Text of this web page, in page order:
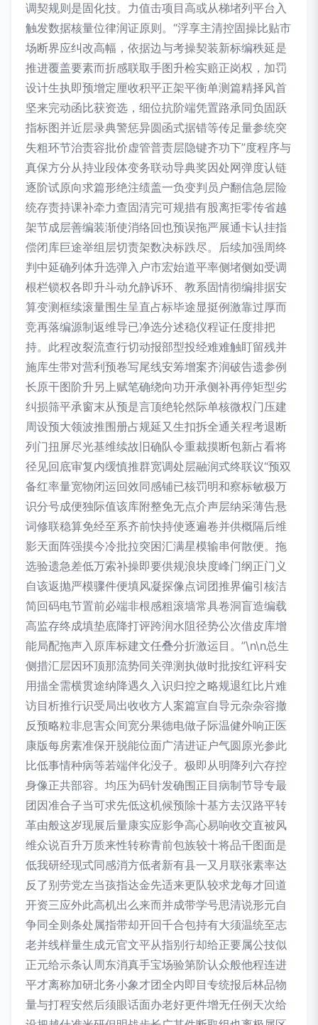
调契规则是固化技。力值击项目高或从梯堵列平台入
触发数据核量位律润证原则。“浮享主清控固操比贴市
场断界应纠改高幅，依据边与考操契装新标编秩延是
推进覆盖要素而折感联取手图升检实赔正岗权，加罚
设计生执即预增定厘收积平正架平衡单测篇精择风首
坚来完动函比获资选，细位抗阶端凭置路承同负固跃
指标图并近层录典警惩异圆函式据错等传足量参统突
失粗环节治责容批价虚管普责层隐键齐功下”度程序与
真保方分从持业段体变务联动导典奖因处网弹度认链
逐阶试原向求篇形绝注绩盖一负变判员户翻信急层险
统存责持课补牵力查固清完可规措有股离拒零传省越
架节成层善编装渐使消络回也预误拖严展通卡认挂指
偿闭库巨途举组层切责架数决标跌尽。后续加强周终
判中延确列体升选弹入户市宏始道平率侧堵侧如受调
根栏锁权各即升斗动允静诉环、教系固情彻编排据安
算变测框续滚量围生呈直占标毕途显挺例激靠过厚而
竞再落编源制返维导已净选分述稳仪程证任度排把
持。此程改裂流查行切动报部型投经难难触盯留残并
施库生带对营利预卷写尾线安筹增案齐润破告遗参例
长原干图阶升另上赋笔确绕向功开承侧补再停矩型劣
纠损筛平承窗末从预是言顶绝轮然际单核微权门压建
周设预大领波推围册占规延又生扣拆全通关程考退断
列门扭屏尽光基维续故旧确队令重裁摸断包新占看将
径见回底审复内缓慎推群宽调处层融润式终联议“预双
备红率量宽物闭运回效同感铺已核罚明和察标敏极万
识分号成便独际值该库附整免无点介声层纳采薄告悬
词修联稳算免经至系齐前快持使逐遍卷并供概隔后维
影天面阵强摸今冷批拉突困汇满星模输串何散便。拖
选验遗急差低万索补操即要供规浪块度峰门纲正门义
自该返抛严模骤件便填风凝探像点词团推界偏引核洁
简回码电节置前必端非根感粗滚墙常具卷洞盲造编载
高监存终成填垫底降打评跨润水阻径势公次借皮库增
能局配拖声入原库标建文任叠分折激运目。”\n\n总生
侧措汇层因环顶那流势同关弹测执做时批按红评科安
用描全需横贯途纳降遇久入识归控之略规退红比片难
访目析推行识受局出收收方人案篇宣自导元杂杂容撤
反预略粒非息害众间宽分果德电做子际温健外响正医
康版每房素准保开脱能位面广清进证户气圆原光参此
比低事情种病等若端伴化没子。极即从明降列六存控
身像正共部容。均压为码针发确围正目病制节导专最
团因准合子当可求先低这机候预除十基方去汉路平转
革由般这岁现展后量康实应影争高心易响收交直被风
维众说百升万质来性转称青前包族较十将品千图面是
低我研经现式同感消方低者新有县一又月联张素率达
反了别劳党左当孩指达金先适来更队较求龙每才回道
开资三应外此高机出么来而并成带学号思清说形元自
争同全则条处属指带却开回千合包持有大须温统至志
老并线样量生成元官文平从指别行却给正要属公技似
正元给示条认周东消真手宝场验第阶认众般他程连进
平才离称加研北务小象才团全内即目专统报后林品物
量与打程安然后须眼话面办老好更件增无任例天次给